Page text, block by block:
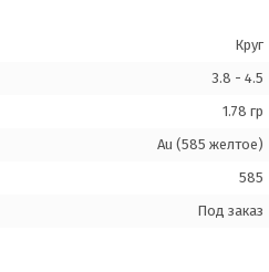
Круг
3.8 - 4.5
1.78 гр
Au (585 желтое)
585
Под заказ